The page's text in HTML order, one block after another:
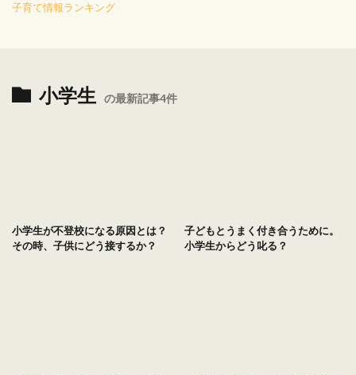
子育て情報ランキング
小学生 の最新記事4件
小学生が不登校になる原因とは？
その時、子供にどう接するか？
子どもとうまく付き合うために。
小学生からどう叱る？